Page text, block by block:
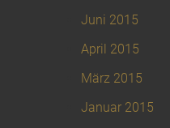
Juni 2015
April 2015
März 2015
Januar 2015